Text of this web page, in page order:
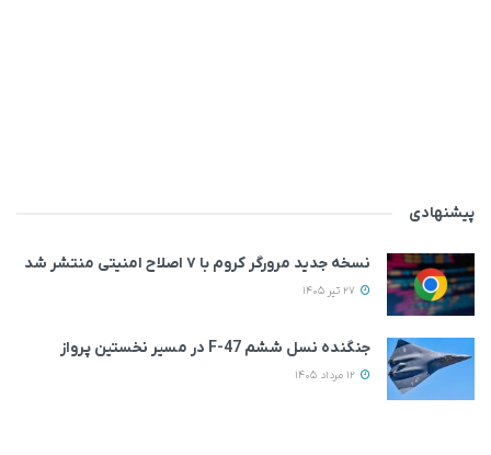
پیشنهادی
نسخه جدید مرورگر کروم با ۷ اصلاح امنیتی منتشر شد
جنگنده نسل ششم F-47 در مسیر نخستین پرواز